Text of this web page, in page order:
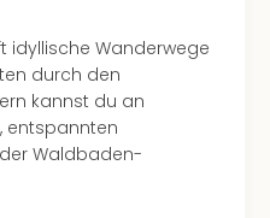
idyllische Wanderwege
durch den
kannst du an
entspannten
Waldbaden-